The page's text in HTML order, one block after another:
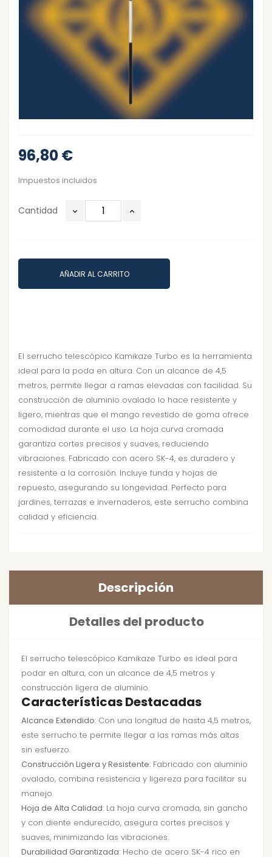
96,80 €
Impuestos incluidos
Cantidad
AÑADIR AL CARRITO
El serrucho telescópico Kamikaze Turbo es la herramienta
ideal para la poda en altura. Con un alcance de 4,5
metros, permite llegar a ramas elevadas con facilidad. Su
construcción de aluminio ovalado lo hace resistente y
ligero, mientras que el mango revestido de goma ofrece
comodidad durante el uso. La hoja curva cromada
garantiza cortes precisos y suaves, reduciendo
vibraciones. Fabricado con acero SK-4, es duradero y
resistente a la corrosión. Incluye funda y hojas de
repuesto, asegurando su longevidad. Perfecto para
jardines, terrazas e invernaderos, este serrucho combina
calidad y eficiencia.
Descripción
Detalles del producto
El serrucho telescópico Kamikaze Turbo es ideal para
podar en altura, con un alcance de 4,5 metros y
construcción ligera de aluminio.
Características Destacadas
Alcance Extendido: Con una longitud de hasta 4,5 metros,
este serrucho te permite llegar a las ramas más altas
sin esfuerzo.
Construcción Ligera y Resistente: Fabricado con aluminio
ovalado, combina resistencia y ligereza para facilitar su
manejo.
Hoja de Alta Calidad: La hoja curva cromada, sin gancho
y con diente endurecido, asegura cortes precisos y
suaves, minimizando las vibraciones.
Durabilidad Garantizada: Hecho de acero SK-4 rico en